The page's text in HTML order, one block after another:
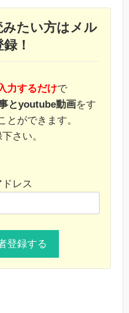
たい方はメル
！
力するだけで
とyoutube動画をす
とができます。
さい。
レス